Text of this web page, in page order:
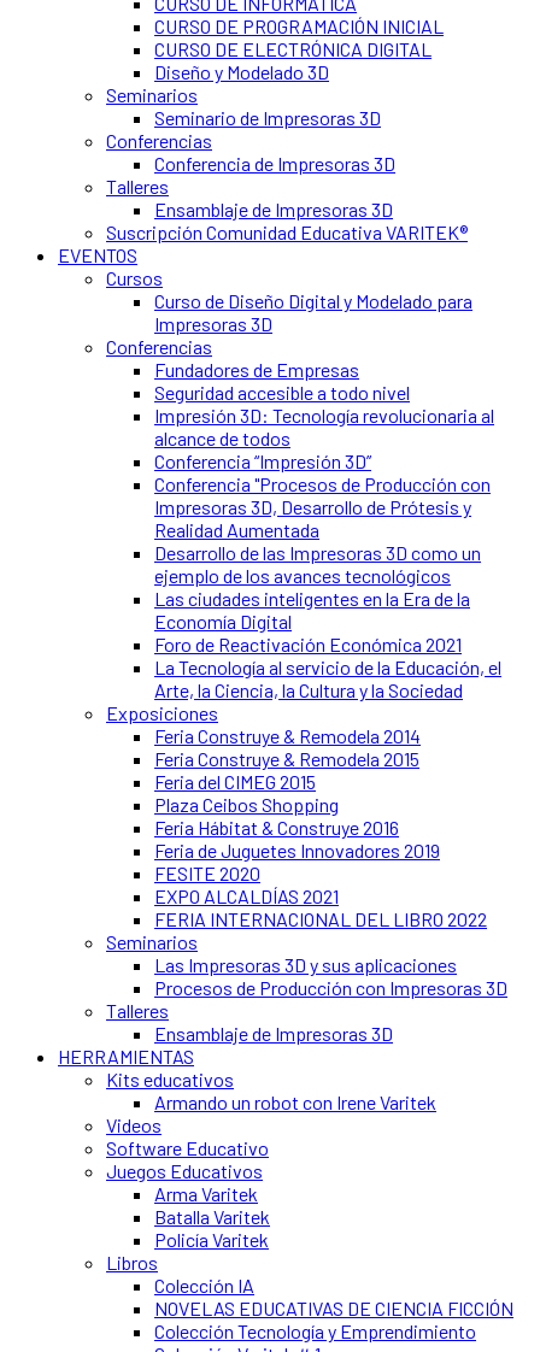
CURSO DE PROGRAMACIÓN INICIAL
CURSO DE ELECTRÓNICA DIGITAL
Diseño y Modelado 3D
Seminarios
Seminario de Impresoras 3D
Conferencias
Conferencia de Impresoras 3D
Talleres
Ensamblaje de Impresoras 3D
Suscripción Comunidad Educativa VARITEK®
EVENTOS
Cursos
Curso de Diseño Digital y Modelado para
Impresoras 3D
Conferencias
Fundadores de Empresas
Seguridad accesible a todo nivel
Impresión 3D: Tecnología revolucionaria al
alcance de todos
Conferencia “Impresión 3D”
Conferencia "Procesos de Producción con
Impresoras 3D, Desarrollo de Prótesis y
Realidad Aumentada
Desarrollo de las Impresoras 3D como un
ejemplo de los avances tecnológicos
Las ciudades inteligentes en la Era de la
Economía Digital
Foro de Reactivación Económica 2021
La Tecnología al servicio de la Educación, el
Arte, la Ciencia, la Cultura y la Sociedad
Exposiciones
Feria Construye & Remodela 2014
Feria Construye & Remodela 2015
Feria del CIMEG 2015
Plaza Ceibos Shopping
Feria Hábitat & Construye 2016
Feria de Juguetes Innovadores 2019
FESITE 2020
EXPO ALCALDÍAS 2021
FERIA INTERNACIONAL DEL LIBRO 2022
Seminarios
Las Impresoras 3D y sus aplicaciones
Procesos de Producción con Impresoras 3D
Talleres
Ensamblaje de Impresoras 3D
HERRAMIENTAS
Kits educativos
Armando un robot con Irene Varitek
Videos
Software Educativo
Juegos Educativos
Arma Varitek
Batalla Varitek
Policía Varitek
Libros
Colección IA
NOVELAS EDUCATIVAS DE CIENCIA FICCIÓN
Colección Tecnología y Emprendimiento